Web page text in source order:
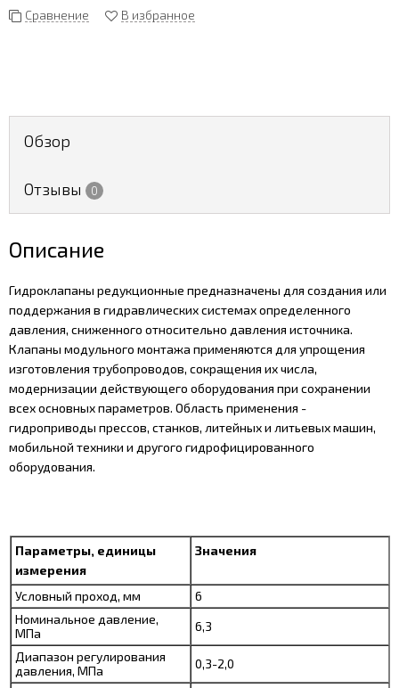
Сравнение В избранное
Обзор
Отзывы 0
Описание
Гидроклапаны редукционные предназначены для создания или
поддержания в гидравлических системах определенного
давления, сниженного относительно давления источника.
Клапаны модульного монтажа применяются для упрощения
изготовления трубопроводов, сокращения их числа,
модернизации действующего оборудования при сохранении
всех основных параметров. Область применения -
гидроприводы прессов, станков, литейных и литьевых машин,
мобильной техники и другого гидрофицированного
оборудования.
Параметры, единицы
измерения
Значения
Условный проход, мм
6
Номинальное давление,
МПа
6,3
Диапазон регулирования
давления, МПа
0,3-2,0